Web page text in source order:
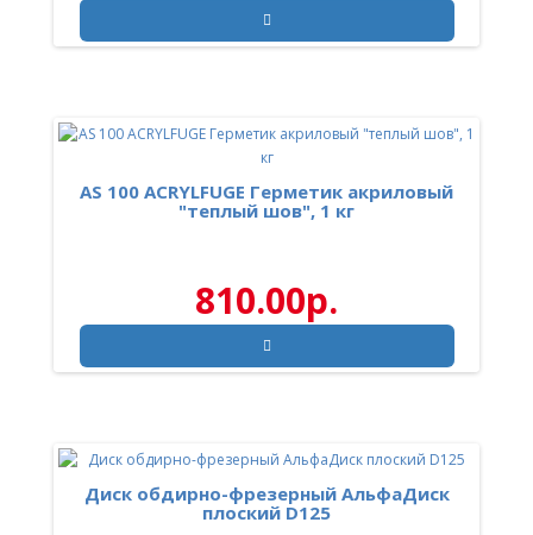
AS 100 ACRYLFUGE Герметик акриловый
"теплый шов", 1 кг
810.00р.
Диск обдирно-фрезерный АльфаДиск
плоский D125